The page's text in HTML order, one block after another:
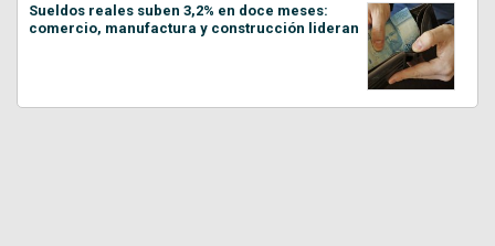
Sueldos reales suben 3,2% en doce meses:
comercio, manufactura y construcción lideran